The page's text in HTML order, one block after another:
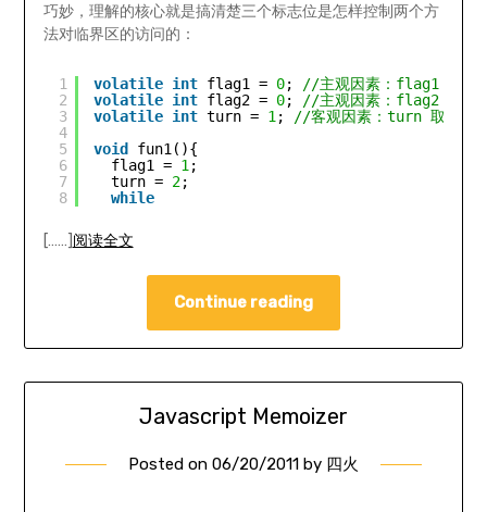
巧妙，理解的核心就是搞清楚三个标志位是怎样控制两个方
法对临界区的访问的：
1
2
3
4
5
6
7
8
volatile int flag1 = 0;
//主观因素：flag1 表示
volatile int flag2 = 0;
//主观因素：flag2 表示
volatile int turn = 1 ;
//客观因素：turn 取 1
void
fun1(){
flag1 = 1 ;
turn = 2;
while
[……] 阅读全文
Continue reading
Javascript Memoizer
Posted on 06/20/2011 by 四火